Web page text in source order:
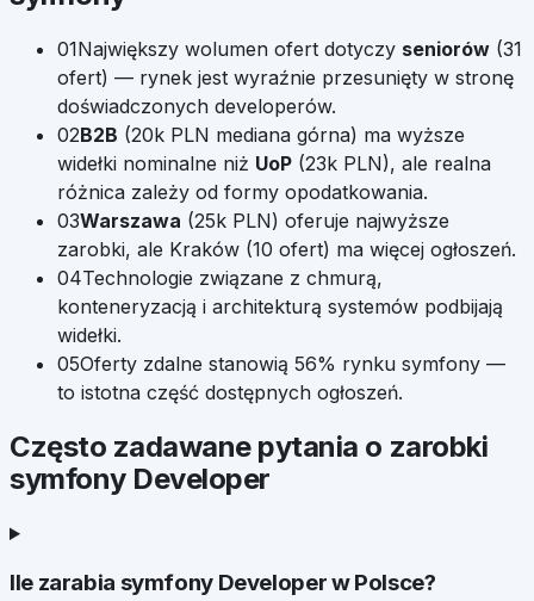
01Największy wolumen ofert dotyczy seniorów (31
ofert) — rynek jest wyraźnie przesunięty w stronę
doświadczonych developerów.
02B2B (20k PLN mediana górna) ma wyższe
widełki nominalne niż UoP (23k PLN), ale realna
różnica zależy od formy opodatkowania.
03Warszawa (25k PLN) oferuje najwyższe
zarobki, ale Kraków (10 ofert) ma więcej ogłoszeń.
04Technologie związane z chmurą,
konteneryzacją i architekturą systemów podbijają
widełki.
05Oferty zdalne stanowią 56% rynku symfony —
to istotna część dostępnych ogłoszeń.
Często zadawane pytania o zarobki
symfony Developer
Ile zarabia symfony Developer w Polsce?